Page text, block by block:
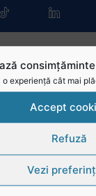
experiență cât mai
Accept
Refuză
Vezi